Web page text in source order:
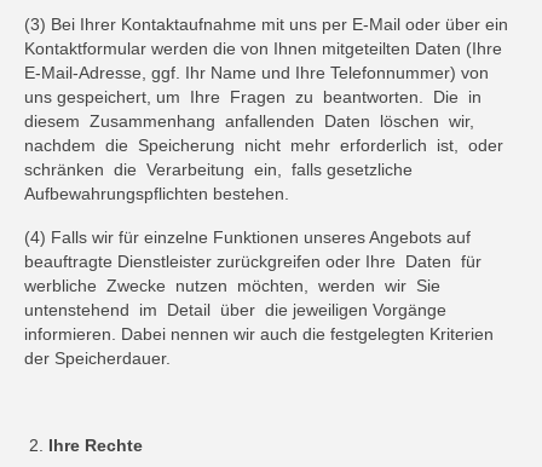
(3) Bei Ihrer Kontaktaufnahme mit uns per E-Mail oder über ein
Kontaktformular werden die von Ihnen mitgeteilten Daten (Ihre
E-Mail-Adresse, ggf. Ihr Name und Ihre Telefonnummer) von
uns gespeichert, um Ihre Fragen zu beantworten. Die in
diesem Zusammenhang anfallenden Daten löschen wir,
nachdem die Speicherung nicht mehr erforderlich ist, oder
schränken die Verarbeitung ein, falls gesetzliche
Aufbewahrungspflichten bestehen.
(4) Falls wir für einzelne Funktionen unseres Angebots auf
beauftragte Dienstleister zurückgreifen oder Ihre Daten für
werbliche Zwecke nutzen möchten, werden wir Sie
untenstehend im Detail über die jeweiligen Vorgänge
informieren. Dabei nennen wir auch die festgelegten Kriterien
der Speicherdauer.
Ihre Rechte